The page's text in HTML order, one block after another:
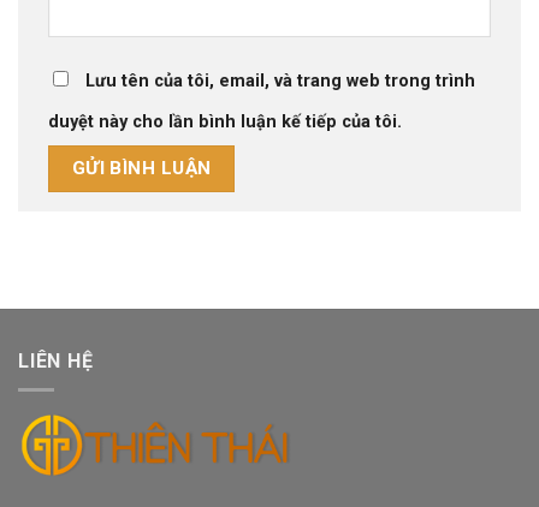
Lưu tên của tôi, email, và trang web trong trình
duyệt này cho lần bình luận kế tiếp của tôi.
LIÊN HỆ